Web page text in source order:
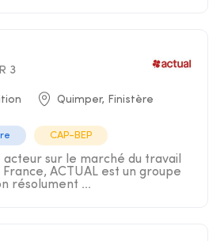
3
Quimper, Finistère
CAP-BEP
acteur sur le marché du travail
ACTUAL est un groupe
résolument ...